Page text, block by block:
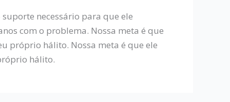
necessário para que ele
com o problema. Nossa meta é que
próprio hálito. Nossa meta é que ele
hálito.